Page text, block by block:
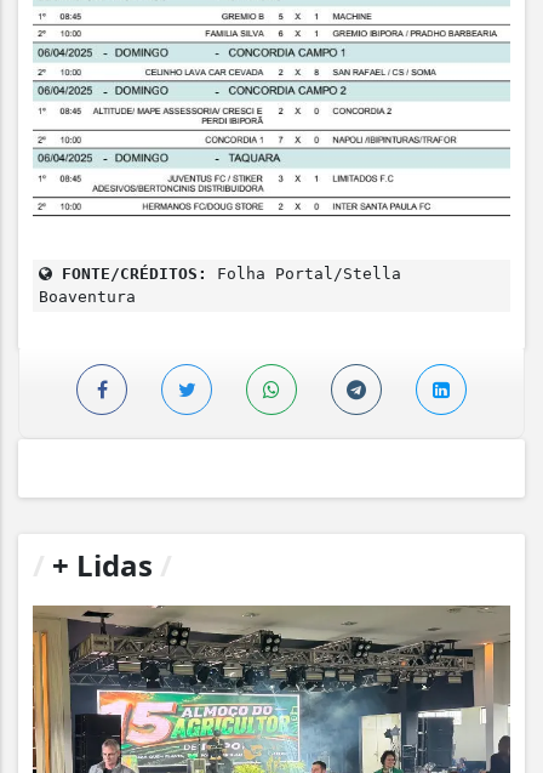
FONTE/CRÉDITOS:
Folha Portal/Stella
Boaventura
+ Lidas